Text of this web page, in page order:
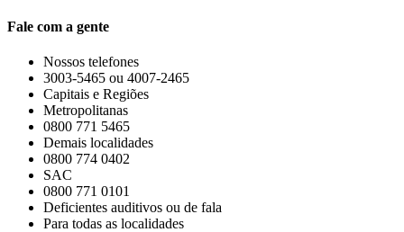
Fale com a gente
Nossos telefones
3003-5465 ou 4007-2465
Capitais e Regiões
Metropolitanas
0800 771 5465
Demais localidades
0800 774 0402
SAC
0800 771 0101
Deficientes auditivos ou de fala
Para todas as localidades